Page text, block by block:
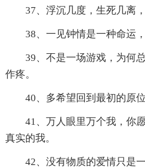
37、浮沉几度，生死几离
38、一见钟情是一种命运
39、不是一场游戏，为何
作疼。
40、多希望回到最初的原
41、万人眼里万个我，你
真实的我。
42、没有物质的爱情只是